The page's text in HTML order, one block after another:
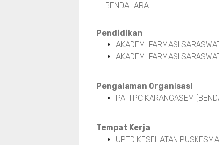
BENDAHARA
Pendidikan
AKADEMI FARMASI
AKADEMI FARMASI
Pengalaman Organisasi
PAFI PC KARANGASEM
Tempat Kerja
UPTD KESEHATAN